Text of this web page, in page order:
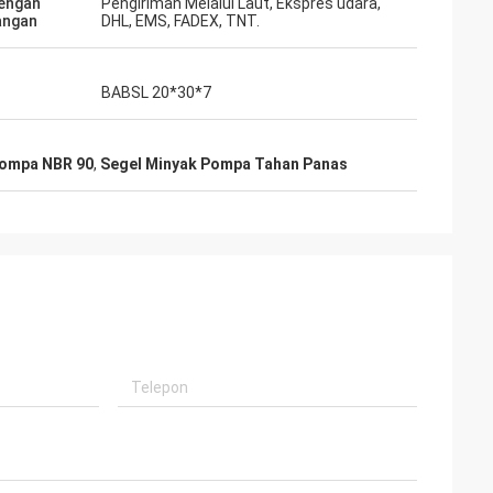
DHL, EMS, FADEX, TNT.
BABSL 20*30*7
NBR 90, Segel Minyak Pompa Tahan Panas